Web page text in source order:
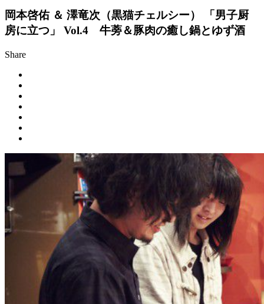
岡本啓佑 ＆ 澤竜次（黒猫チェルシー） 「男子厨
房に立つ」 Vol.4 牛蒡＆豚肉の癒し鍋とゆず酒
Share